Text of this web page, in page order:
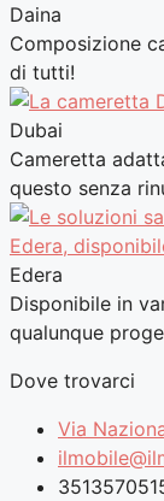
Daina
Composizione
di tutti!
Dubai
Cameretta
questo senza
Edera
Disponibile in
qualunque
Dove trovarci
Via